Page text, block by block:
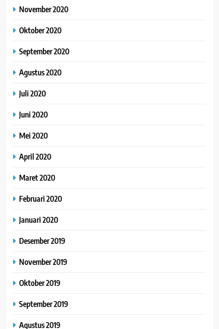
November 2020
Oktober 2020
September 2020
Agustus 2020
Juli 2020
Juni 2020
Mei 2020
April 2020
Maret 2020
Februari 2020
Januari 2020
Desember 2019
November 2019
Oktober 2019
September 2019
Agustus 2019